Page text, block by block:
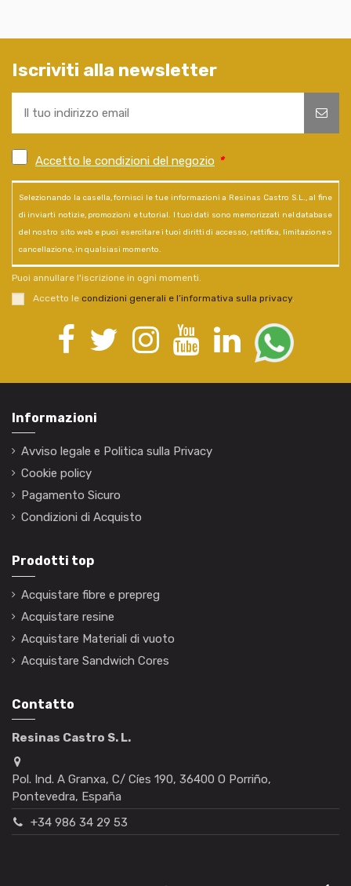
Iscriviti alla newsletter
Accetto le condizioni del negozio *
Selezionando la casella, fornisci le tue informazioni a Resinas Castro S.L., al fine
di inviarti notizie, promozioni e tutorial. I tuoi dati sono memorizzati nel database
del nostro sito web e puoi esercitare i tuoi diritti di accesso, rettifica, limitazione o
cancellazione, in qualsiasi momento.
Puoi annullare l'iscrizione in ogni momenti.
Accetto le condizioni generali e l’informativa sulla privacy.
Informazioni
Avviso legale e Politica sulla Privacy
Cookie policy
Pagamento Sicuro
Condizioni di Acquisto
Prodotti top
Acquistare fibre e prepreg
Acquistare resine
Acquistare Materiali di vuoto
Acquistare Sandwich Cores
Contatto
Resinas Castro S. L.
Pol. Ind. A Granxa, C/ Cíes 190, 36400 O Porriño,
Pontevedra, España
+34 986 34 29 53